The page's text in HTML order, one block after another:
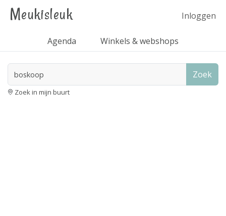
Meukisleuk Inloggen
Agenda Winkels & webshops
Zoek
Zoek in mijn buurt